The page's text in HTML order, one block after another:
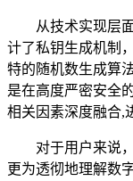
从技术实现层
计了私钥生成机制
特的随机数生成算
是在高度严密安全
相关因素深度融合,
对于用户来说
更为透彻地理解数